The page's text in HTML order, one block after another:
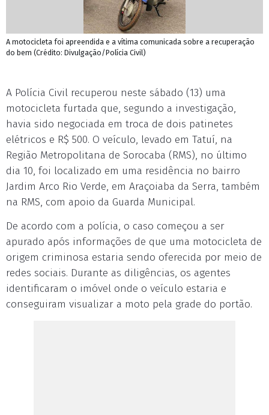
A motocicleta foi apreendida e a vítima comunicada sobre a recuperação
do bem (Crédito: Divulgação/Polícia Civil)
A Polícia Civil recuperou neste sábado (13) uma
motocicleta furtada que, segundo a investigação,
havia sido negociada em troca de dois patinetes
elétricos e R$ 500. O veículo, levado em Tatuí, na
Região Metropolitana de Sorocaba (RMS), no último
dia 10, foi localizado em uma residência no bairro
Jardim Arco Rio Verde, em Araçoiaba da Serra, também
na RMS, com apoio da Guarda Municipal.
De acordo com a polícia, o caso começou a ser
apurado após informações de que uma motocicleta de
origem criminosa estaria sendo oferecida por meio de
redes sociais. Durante as diligências, os agentes
identificaram o imóvel onde o veículo estaria e
conseguiram visualizar a moto pela grade do portão.